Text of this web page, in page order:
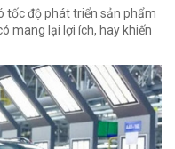
tốc độ phát triển sản phẩm
mang lại lợi ích, hay khiến